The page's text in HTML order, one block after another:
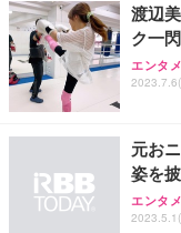
渡辺
ク一閃
エンタメ
元お
姿を
エンタメ